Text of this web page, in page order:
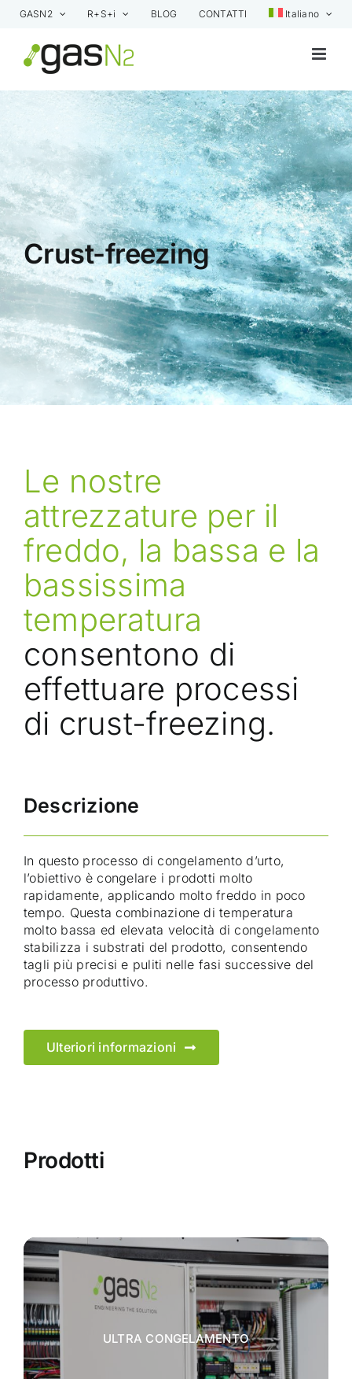
Skip
content
GASN2 R+S+i BLOG CONTATTI Italiano
Crust-freezing
Le nostre
attrezzature per il
freddo, la bassa e la
bassissima
temperatura
consentono di
effettuare processi
di crust-freezing.
Descrizione
In questo processo di congelamento d’urto,
l’obiettivo è congelare i prodotti molto
rapidamente, applicando molto freddo in poco
tempo. Questa combinazione di temperatura
molto bassa ed elevata velocità di congelamento
stabilizza i substrati del prodotto, consentendo
tagli più precisi e puliti nelle fasi successive del
processo produttivo.
Ulteriori informazioni
Prodotti
ULTRA CONGELAMENTO